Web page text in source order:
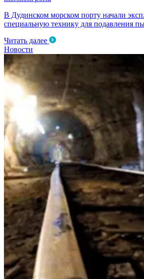
В Дудинском морском порту начали
специальную технику для подавления
Читать далее
Новости